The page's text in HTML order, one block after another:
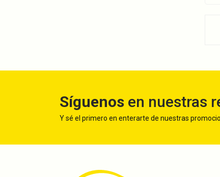
Síguenos en nuestras
Y sé el primero en enterarte de nuestras